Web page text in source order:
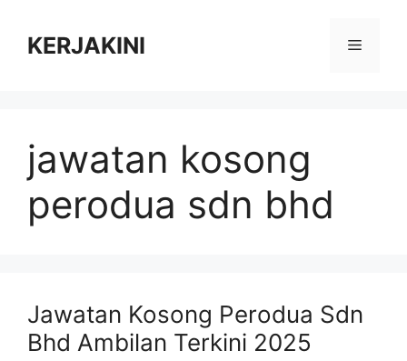
contentKERJAKINI Menu
jawatan kosong
perodua sdn bhd
Jawatan Kosong Perodua Sdn
Bhd Ambilan Terkini 2025